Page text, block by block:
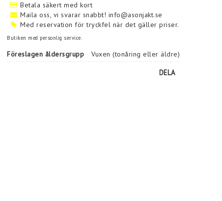
Betala säkert med kort
Maila oss, vi svarar snabbt! info@asonjakt.se
Med reservation för tryckfel när det gäller priser.
Butiken med personlig service.
Föreslagen åldersgrupp Vuxen (tonåring eller äldre)
DELA